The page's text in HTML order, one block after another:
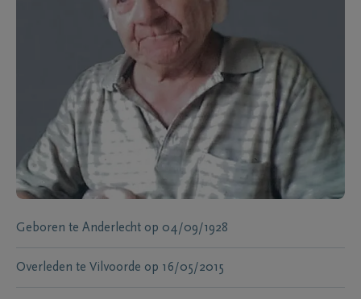
Geboren te Anderlecht op 04/09/1928
Overleden te Vilvoorde op 16/05/2015